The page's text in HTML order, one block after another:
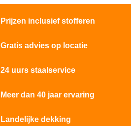
Prijzen inclusief stofferen
Gratis advies op locatie
24 uurs staalservice
Meer dan 40 jaar ervaring
Landelijke dekking